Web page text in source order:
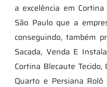
a excelência em
São Paulo que a
conseguindo, também
Sacada, Venda E
Cortina Blecaute
Quarto e Persiana